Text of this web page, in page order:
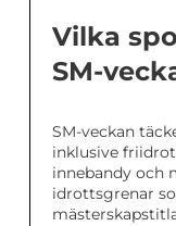
Vilka
SM-
SM-veckan
inklusive
innebandy och
idrottsgrenar